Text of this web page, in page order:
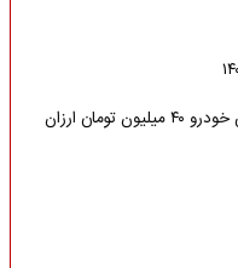
ریزش سنگین قیمت‌ها در بازار خودرو | این خودرو ۴۰ میلیون تومان ارزان